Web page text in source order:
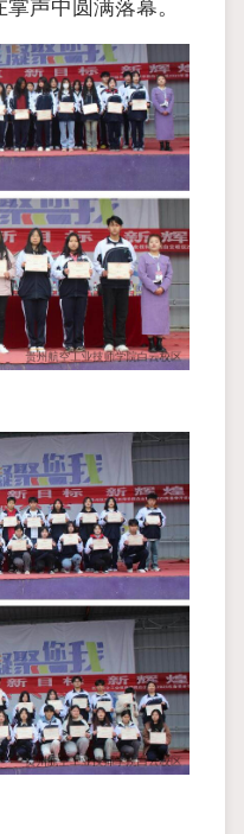
声中圆满落幕。